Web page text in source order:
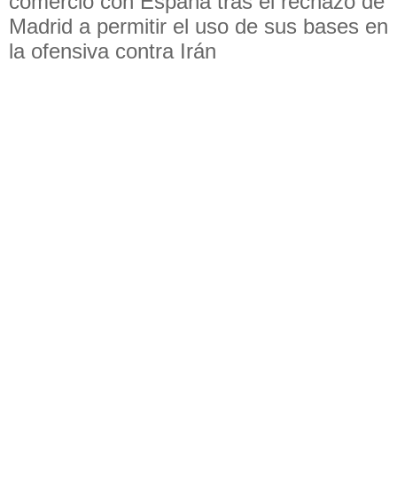
Madrid a permitir el uso de sus bases en
la ofensiva contra Irán